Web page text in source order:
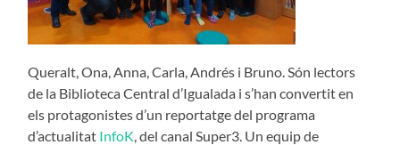
Queralt, Ona, Anna, Carla, Andrés i Bruno. Són lectors
de la Biblioteca Central d’Igualada i s’han convertit en
els protagonistes d’un reportatge del programa
d’actualitat InfoK, del canal Super3. Un equip de